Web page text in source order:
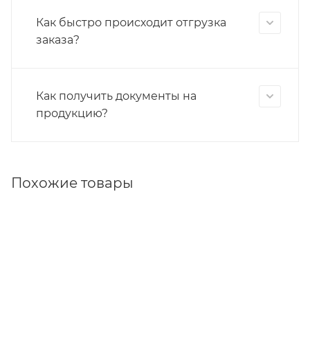
Как быстро происходит отгрузка
заказа?
Как получить документы на
продукцию?
Похожие товары